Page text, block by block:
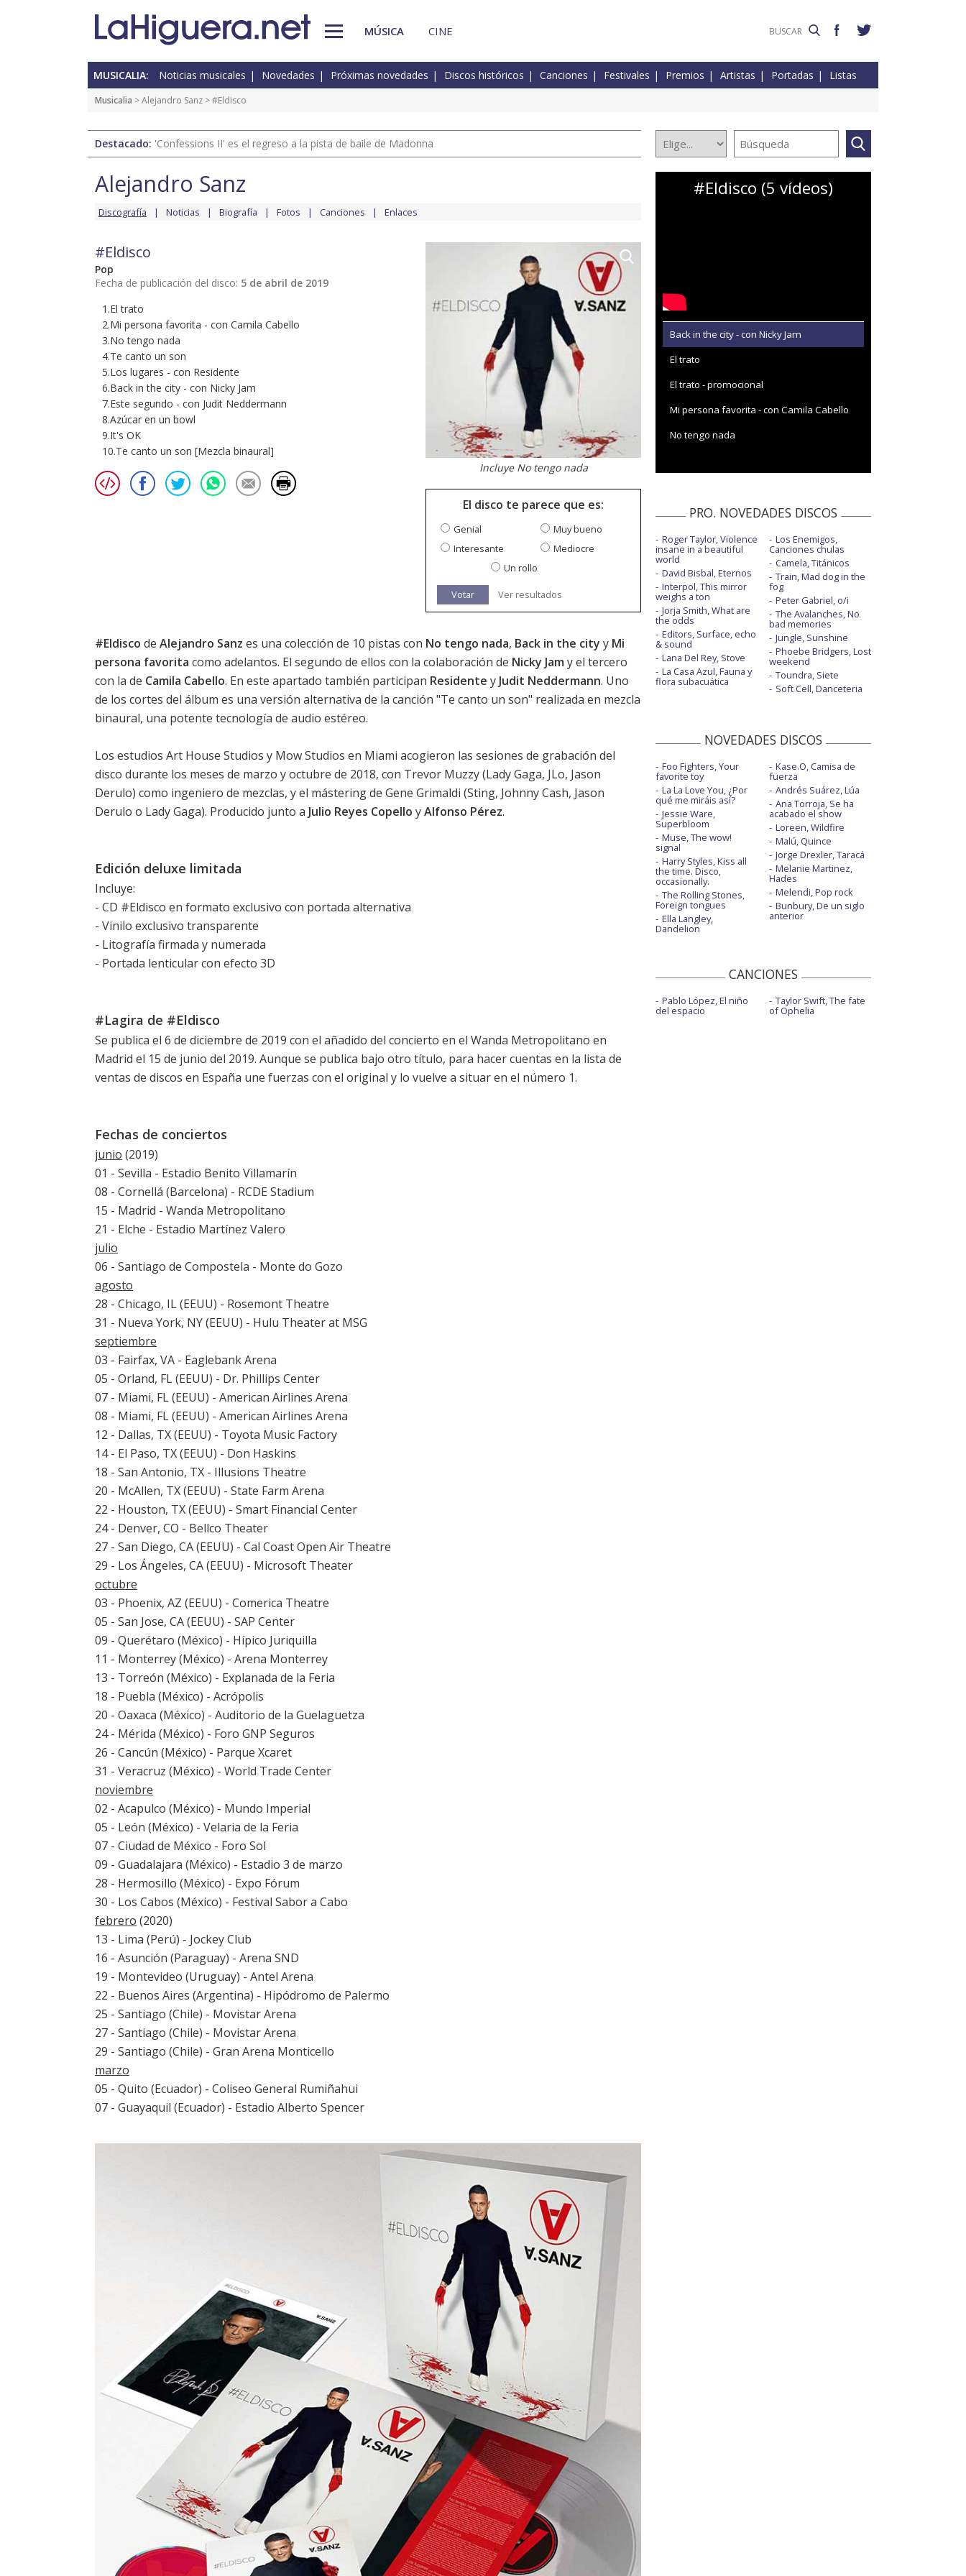
MÚSICA CINE
MUSICALIA: Noticias musicales Novedades Próximas novedades Discos históricos Canciones Festivales Premios Artistas Portadas Listas
Musicalia >Alejandro Sanz > #Eldisco
Destacado: 'Confessions II' es el regreso a la pista de baile de Madonna
Alejandro Sanz
Discografía Noticias Biografía Fotos Canciones Enlaces
#Eldisco
Pop
Fecha de publicación del disco: 5 de abril de 2019
1.El trato
2.Mi persona favorita - con Camila Cabello
3.No tengo nada
4.Te canto un son
5.Los lugares - con Residente
6.Back in the city - con Nicky Jam
7.Este segundo - con Judit Neddermann
8.Azúcar en un bowl
9.It's OK
10.Te canto un son [Mezcla binaural]
Incluye No tengo nada
El disco te parece que es:
Genial
Muy bueno
Interesante
Mediocre
Un rollo
Votar Ver resultados
#Eldisco de Alejandro Sanz es una colección de 10 pistas con No tengo nada, Back in the city y Mi
persona favorita como adelantos. El segundo de ellos con la colaboración de Nicky Jam y el tercero
con la de Camila Cabello. En este apartado también participan Residente y Judit Neddermann. Uno
de los cortes del álbum es una versión alternativa de la canción "Te canto un son" realizada en mezcla
binaural, una potente tecnología de audio estéreo.
Los estudios Art House Studios y Mow Studios en Miami acogieron las sesiones de grabación del
disco durante los meses de marzo y octubre de 2018, con Trevor Muzzy (Lady Gaga, JLo, Jason
Derulo) como ingeniero de mezclas, y el mástering de Gene Grimaldi (Sting, Johnny Cash, Jason
Derulo o Lady Gaga). Producido junto a Julio Reyes Copello yAlfonso Pérez.
Edición deluxe limitada
Incluye:
- CD #Eldisco en formato exclusivo con portada alternativa
- Vinilo exclusivo transparente
- Litografía firmada y numerada
- Portada lenticular con efecto 3D
#Lagira de #Eldisco
Se publica el 6 de diciembre de 2019 con el añadido del concierto en el Wanda Metropolitano en
Madrid el 15 de junio del 2019. Aunque se publica bajo otro título, para hacer cuentas en la lista de
ventas de discos en España une fuerzas con el original y lo vuelve a situar en el número 1.
Fechas de conciertos
junio (2019)
01 - Sevilla - Estadio Benito Villamarín
08 - Cornellá (Barcelona) - RCDE Stadium
15 - Madrid - Wanda Metropolitano
21 - Elche - Estadio Martínez Valero
julio
06 - Santiago de Compostela - Monte do Gozo
agosto
28 - Chicago, IL (EEUU) - Rosemont Theatre
31 - Nueva York, NY (EEUU) - Hulu Theater at MSG
septiembre
03 - Fairfax, VA - Eaglebank Arena
05 - Orland, FL (EEUU) - Dr. Phillips Center
07 - Miami, FL (EEUU) - American Airlines Arena
08 - Miami, FL (EEUU) - American Airlines Arena
12 - Dallas, TX (EEUU) - Toyota Music Factory
14 - El Paso, TX (EEUU) - Don Haskins
18 - San Antonio, TX - Illusions Theatre
20 - McAllen, TX (EEUU) - State Farm Arena
22 - Houston, TX (EEUU) - Smart Financial Center
24 - Denver, CO - Bellco Theater
27 - San Diego, CA (EEUU) - Cal Coast Open Air Theatre
29 - Los Ángeles, CA (EEUU) - Microsoft Theater
octubre
03 - Phoenix, AZ (EEUU) - Comerica Theatre
05 - San Jose, CA (EEUU) - SAP Center
09 - Querétaro (México) - Hípico Juriquilla
11 - Monterrey (México) - Arena Monterrey
13 - Torreón (México) - Explanada de la Feria
18 - Puebla (México) - Acrópolis
20 - Oaxaca (México) - Auditorio de la Guelaguetza
24 - Mérida (México) - Foro GNP Seguros
26 - Cancún (México) - Parque Xcaret
31 - Veracruz (México) - World Trade Center
noviembre
02 - Acapulco (México) - Mundo Imperial
05 - León (México) - Velaria de la Feria
07 - Ciudad de México - Foro Sol
09 - Guadalajara (México) - Estadio 3 de marzo
28 - Hermosillo (México) - Expo Fórum
30 - Los Cabos (México) - Festival Sabor a Cabo
febrero (2020)
13 - Lima (Perú) - Jockey Club
16 - Asunción (Paraguay) - Arena SND
19 - Montevideo (Uruguay) - Antel Arena
22 - Buenos Aires (Argentina) - Hipódromo de Palermo
25 - Santiago (Chile) - Movistar Arena
27 - Santiago (Chile) - Movistar Arena
29 - Santiago (Chile) - Gran Arena Monticello
marzo
05 - Quito (Ecuador) - Coliseo General Rumiñahui
07 - Guayaquil (Ecuador) - Estadio Alberto Spencer
#Eldisco (5 vídeos)
Back in the city - con Nicky Jam
El trato
El trato - promocional
Mi persona favorita - con Camila Cabello
No tengo nada
PRO. NOVEDADES DISCOS
Roger Taylor, Violence
insane in a beautiful
world
David Bisbal, Eternos
Interpol, This mirror
weighs a ton
Jorja Smith, What are
the odds
Editors, Surface, echo
& sound
Lana Del Rey, Stove
La Casa Azul, Fauna y
flora subacuática
Los Enemigos,
Canciones chulas
Camela, Titánicos
Train, Mad dog in the
fog
Peter Gabriel, o/i
The Avalanches, No
bad memories
Jungle, Sunshine
Phoebe Bridgers, Lost
weekend
Toundra, Siete
Soft Cell, Danceteria
NOVEDADES DISCOS
Foo Fighters, Your
favorite toy
La La Love You, ¿Por
qué me miráis así?
Jessie Ware,
Superbloom
Muse, The wow!
signal
Harry Styles, Kiss all
the time. Disco,
occasionally.
The Rolling Stones,
Foreign tongues
Ella Langley,
Dandelion
Kase.O, Camisa de
fuerza
Andrés Suárez, Lúa
Ana Torroja, Se ha
acabado el show
Loreen, Wildfire
Malú, Quince
Jorge Drexler, Taracá
Melanie Martinez,
Hades
Melendi, Pop rock
Bunbury, De un siglo
anterior
CANCIONES
Pablo López, El niño
del espacio
Taylor Swift, The fate
of Ophelia